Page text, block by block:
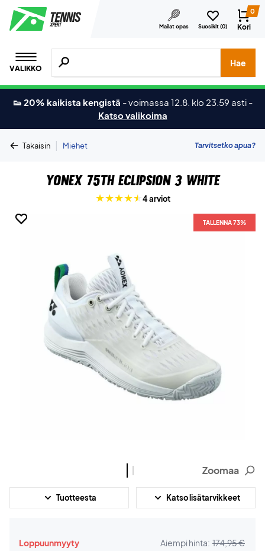
Mailat opas Suosikit (0)
0
Kori
VALIKKO
Hae tuotteita, merkkejä jne.
Hae
👟 20% kaikista kengistä -voimassa 12.8. klo 23.59 asti -
Katso valikoima
Takaisin | Miehet Tarvitsetko apua?
Yonex 75th Eclipsion 3 White
4 arviot
TALLENNA 73%
TALLENNA 73%
Zoomaa
Tuotteesta Katso lisätarvikkeet
Loppuunmyyty Aiempi hinta: 174,95 €